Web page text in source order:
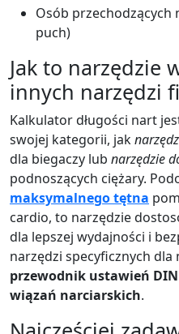
Osób przechodzących
puch)
Jak to narzędzie
innych narzędzi
Kalkulator długości nart
swojej kategorii, jak
dla biegaczy lub narzędzie
podnoszących ciężary.
maksymalnego tętna
cardio, to narzędzie
dla lepszej wydajności i
narzędzi specyficznych
przewodnik ustawień DIN
wiązań narciarskich.